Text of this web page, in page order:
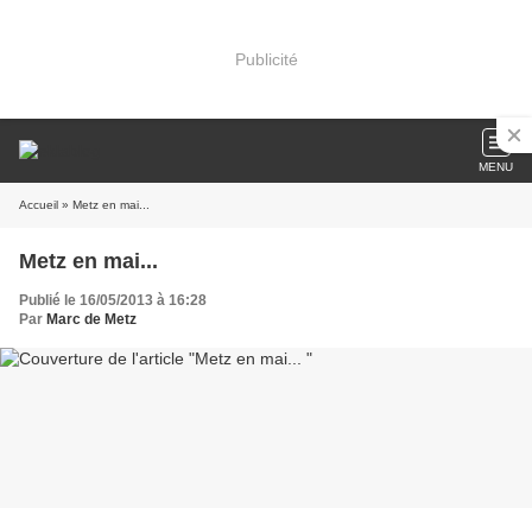
Publicité
MENU
Accueil » Metz en mai...
Metz en mai...
Publié le 16/05/2013 à 16:28
Par Marc de Metz